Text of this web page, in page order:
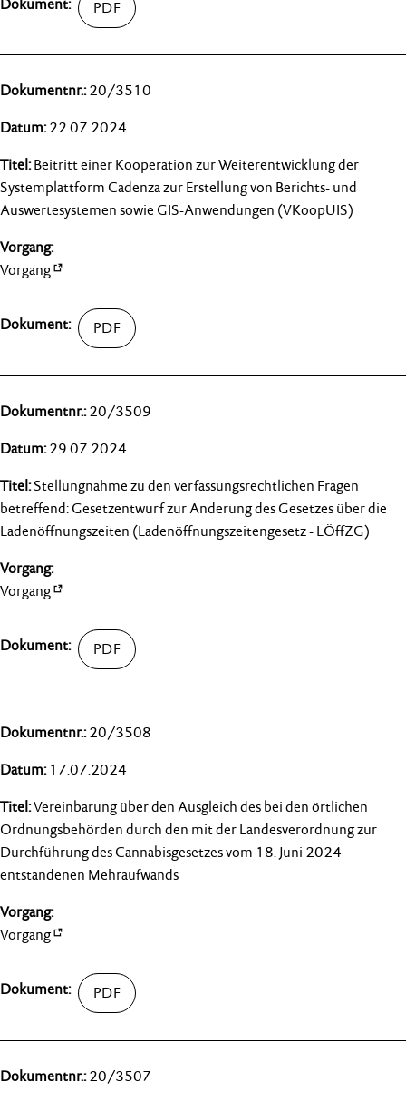
20/3510
22.07.2024
Beitritt einer Kooperation zur Weiterentwicklung der
Systemplattform Cadenza zur Erstellung von Berichts- und
Auswertesystemen sowie GIS-Anwendungen (VKoopUIS)
Vorgang
20/3509
29.07.2024
Stellungnahme zu den verfassungsrechtlichen Fragen
betreffend: Gesetzentwurf zur Änderung des Gesetzes über die
Ladenöffnungszeiten (Ladenöffnungszeitengesetz - LÖffZG)
Vorgang
20/3508
17.07.2024
Vereinbarung über den Ausgleich des bei den örtlichen
Ordnungsbehörden durch den mit der Landesverordnung zur
Durchführung des Cannabisgesetzes vom 18. Juni 2024
entstandenen Mehraufwands
Vorgang
20/3507